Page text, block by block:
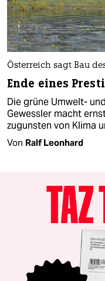
Österreich sagt Bau
Ende eines
Die grüne Umwelt-
Gewessler macht
zugunsten von Klima
Von Ralf Leonhard